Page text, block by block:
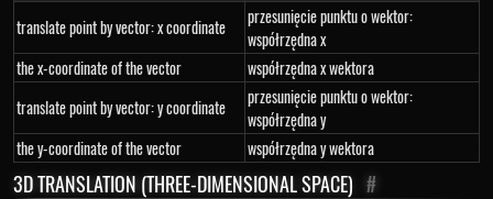
translate point by vector: x coordinate
przesunięcie punktu o wektor:
współrzędna x
the x-coordinate of the vector
współrzędna x wektora
translate point by vector: y coordinate
przesunięcie punktu o wektor:
współrzędna y
the y-coordinate of the vector
współrzędna y wektora
3D TRANSLATION (THREE-DIMENSIONAL SPACE) #